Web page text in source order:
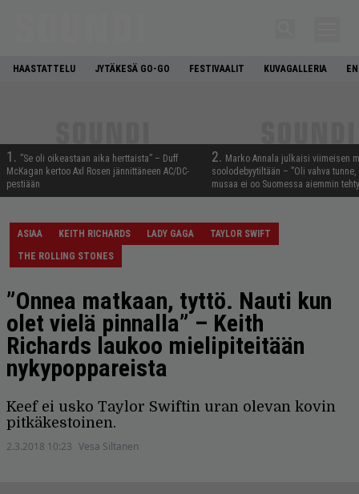
HAASTATTELU JYTÄKESÄ GO-GO FESTIVAALIT KUVAGALLERIA
1. ”Se oli oikeastaan aika herttaista” – Duff
McKagan kertoo Axl Rosen jännittäneen AC/DC-
pestiään
2. Marko Annala julkaisi viimeisen
soolodebyytiltään – ”Oli vahva
musaa ei oo Suomessa aiemmin
ASIAA KEITH RICHARDS LADY GAGA
TAYLOR SWIFT
THE ROLLING STONES
”Onnea matkaan, tyttö. Nauti kun
olet vielä pinnalla” – Keith
Richards laukoo mielipiteitään
nykypoppareista
Keef ei usko Taylor Swiftin uran olevan kovin
pitkäkestoinen.
2.3.2018 10:23 Vesa Siltanen